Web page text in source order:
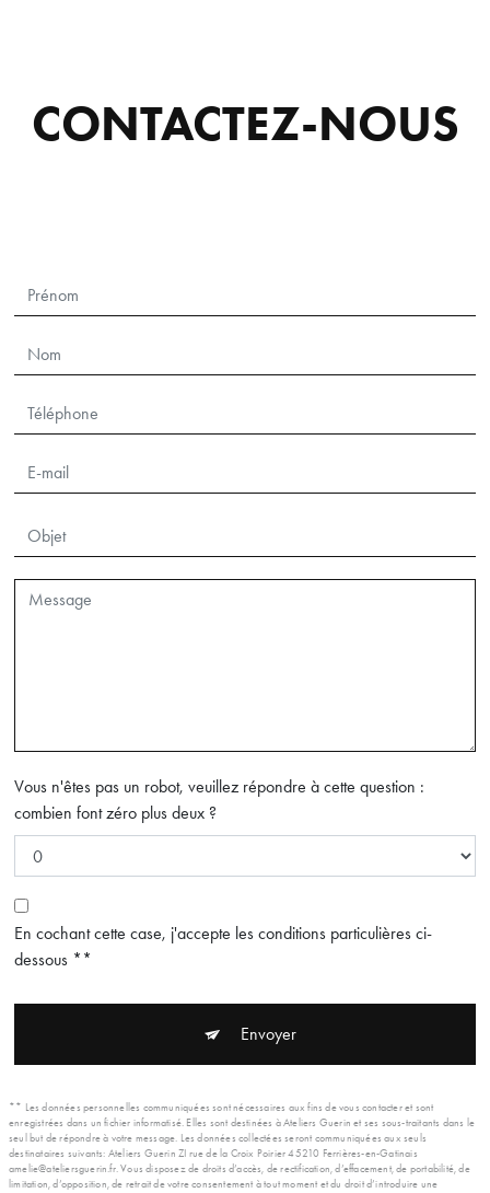
CONTACTEZ-NOUS
Vous n'êtes pas un robot, veuillez répondre à cette question :
combien font zéro plus deux ?
En cochant cette case, j'accepte les conditions particulières ci-
dessous **
Envoyer
** Les données personnelles communiquées sont nécessaires aux fins de vous contacter et sont
enregistrées dans un fichier informatisé. Elles sont destinées à Ateliers Guerin et ses sous-traitants dans le
seul but de répondre à votre message. Les données collectées seront communiquées aux seuls
destinataires suivants: Ateliers Guerin ZI rue de la Croix Poirier 45210 Ferrières-en-Gatinais
amelie@ateliersguerin.fr. Vous disposez de droits d’accès, de rectification, d’effacement, de portabilité, de
limitation, d’opposition, de retrait de votre consentement à tout moment et du droit d’introduire une